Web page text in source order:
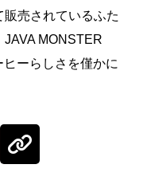
売されているふた
MONSTER
ーらしさを僅かに